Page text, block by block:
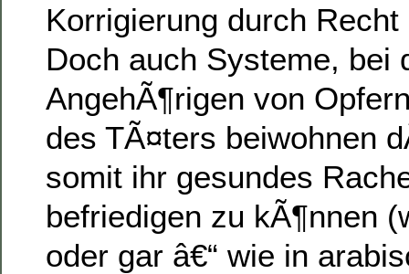
Korrigierung durch
Doch auch Systeme, bei
AngehÃ¶rigen von
des TÃ¤ters beiwohnen
somit ihr gesundes
befriedigen zu kÃ¶nnen
oder gar â€“ wie in